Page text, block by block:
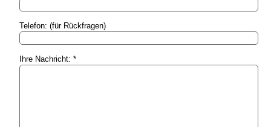
Telefon: (für Rückfragen)
Ihre Nachricht: *